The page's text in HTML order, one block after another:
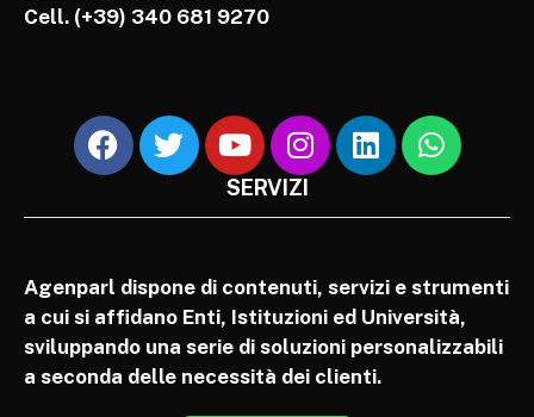
Cell. (+39) 340 681 9270
SERVIZI
Agenparl dispone di contenuti, servizi e strumenti
a cui si affidano Enti, Istituzioni ed Università,
sviluppando una serie di soluzioni personalizzabili
a seconda delle necessità dei clienti.